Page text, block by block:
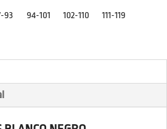
93 94-101 102-110 111-119